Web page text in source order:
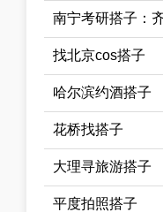
南宁考研搭子：
找北京cos搭子
哈尔滨约酒搭子
花桥找搭子
大理寻旅游搭子
平度拍照搭子